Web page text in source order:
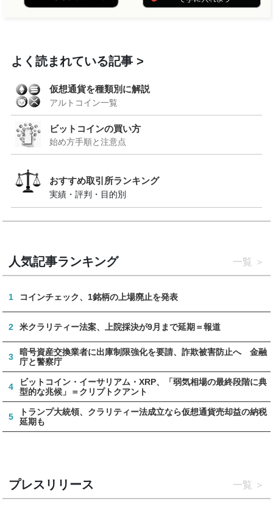
よく読まれている記事
仮想通貨を種類別に解説
アルトコイン一覧
ビットコインの買い方
始め方手順と注意点
おすすめ取引所ランキング
実績・評判・目的別
人気記事ランキング 一覧
1 コインチェック、1銘柄の上場廃止を発表
2 米クラリティー法案、上院採決が9月まで延期＝報道
3
暗号資産交換業者に出庫制限強化を要請、詐欺被害防止へ 金融
庁と警察庁
4
ビットコイン・イーサリアム・XRP、「弱気相場の最終段階に典
型的な兆候」＝クリプトクアント
5
トランプ大統領、クラリティー法成立なら仮想通貨売却益の納税
延期も
プレスリリース 一覧